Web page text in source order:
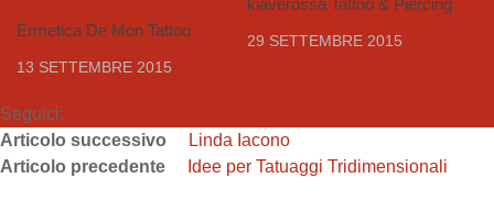
Ermetica De Mon Tattoo
13 SETTEMBRE 2015
kiaverossa Tattoo & Piercing
29 SETTEMBRE 2015
Seguici:
Articolo successivo
Linda Iacono
Articolo precedente
Idee per Tatuaggi Tridimensionali